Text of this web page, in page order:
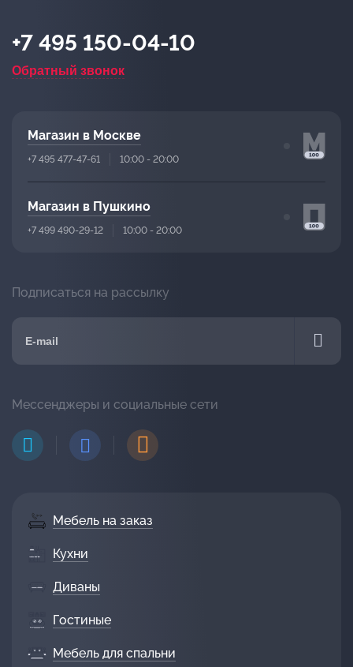
Мебель на заказ
Кухни
Диваны
Гостиные
Мебель для спальни
+7 495 150-04-10
Обратный звонок
Магазин в Москве
+7 495 477-47-61 10:00 - 20:00
Магазин в Пушкино
+7 499 490-29-12 10:00 - 20:00
Подписаться на рассылку
Мессенджеры и социальные сети